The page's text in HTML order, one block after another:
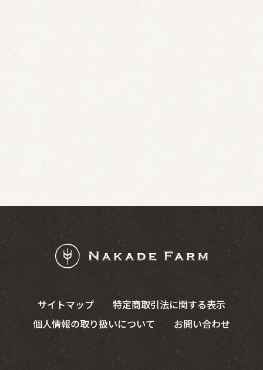
サイトマップ
特定商取引法に関する表示
個人情報の取り扱いについて
お問い合わせ